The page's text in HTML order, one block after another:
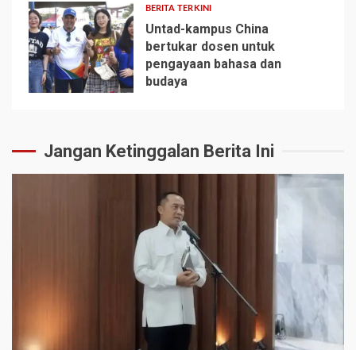
5
BERITA TERKINI
Untad-kampus China
bertukar dosen untuk
pengayaan bahasa dan
budaya
Jangan Ketinggalan Berita Ini